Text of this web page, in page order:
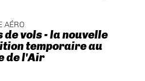
AÉRO
de vols - la nouvelle
temporaire au
de l'Air